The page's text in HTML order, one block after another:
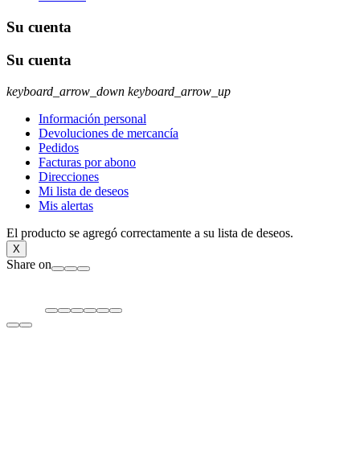
Su cuenta
Su cuenta
keyboard_arrow_down keyboard_arrow_up
Información personal
Devoluciones de mercancía
Pedidos
Facturas por abono
Direcciones
Mi lista de deseos
Mis alertas
El producto se agregó correctamente a su lista de deseos.
X
Share on